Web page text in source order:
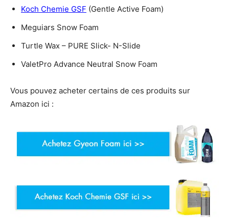
Koch Chemie GSF (Gentle Active Foam)
Meguiars Snow Foam
Turtle Wax – PURE Slick- N-Slide
ValetPro Advance Neutral Snow Foam
Vous pouvez acheter certains de ces produits sur
Amazon ici :